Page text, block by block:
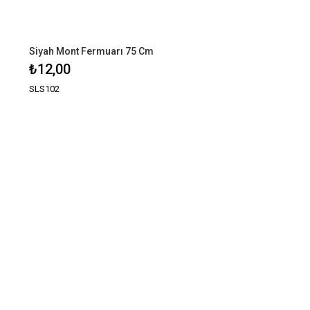
Siyah Mont Fermuarı 75 Cm
₺12,00
SLS102